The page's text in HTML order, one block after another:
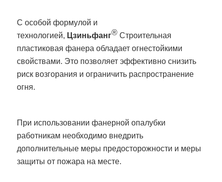
С особой формулой и
технологией, Цзиньфанг® Строительная
пластиковая фанера обладает огнестойкими
свойствами. Это позволяет эффективно снизить
риск возгорания и ограничить распространение
огня.
При использовании фанерной опалубки
работникам необходимо внедрить
дополнительные меры предосторожности и меры
защиты от пожара на месте.